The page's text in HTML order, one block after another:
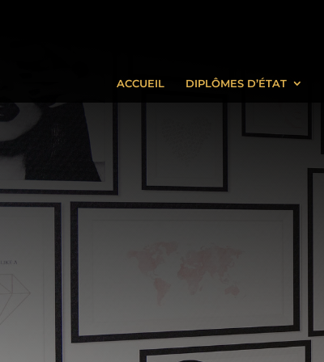
ACCUEIL DIPLÔMES D’ÉTAT